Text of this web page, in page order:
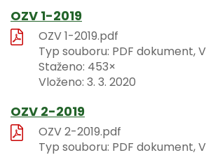
OZV 1-2019
OZV 1-2019.pdf
Typ souboru: PDF dokument,
Staženo: 453×
Vloženo: 3. 3. 2020
OZV 2-2019
OZV 2-2019.pdf
Typ souboru: PDF dokument,